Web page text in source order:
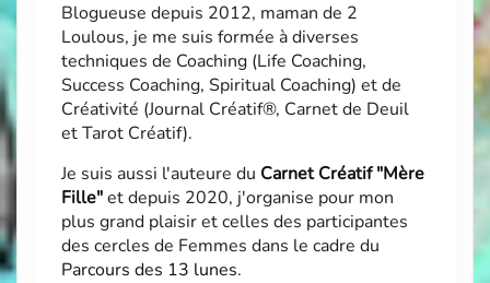
Blogueuse depuis 2012, maman de 2
Loulous, je me suis formée à diverses
techniques de Coaching (Life Coaching,
Success Coaching, Spiritual Coaching) et de
Créativité (Journal Créatif®, Carnet de Deuil
et Tarot Créatif).
Je suis aussi l'auteure du Carnet Créatif "Mère
Fille"et depuis 2020, j'organise pour mon
plus grand plaisir et celles des participantes
des cercles de Femmes dans le cadre du
Parcours des 13 lunes.